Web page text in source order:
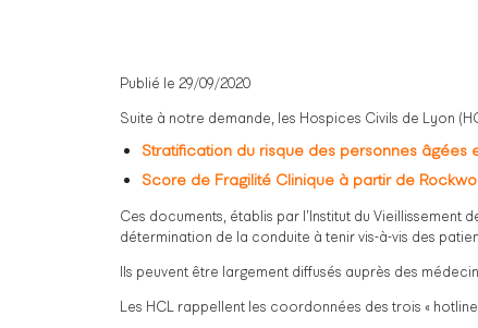
Publié le 29/09/2020
Suite à notre demande, les Hospices Civils de Lyon
Stratification du risque des personnes âgées
Score de Fragilité Clinique à partir de
Ces documents, établis par l’Institut du
détermination de la conduite à tenir vis-à-vis des
Ils peuvent être largement diffusés auprès des
Les HCL rappellent les coordonnées des trois «